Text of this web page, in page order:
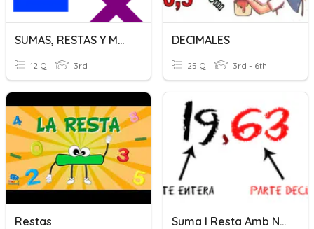
SUMAS, RESTAS Y MULTIPLICACIÓN
12 Q 3rd
DECIMALES
25 Q 3rd - 6th
Restas Suma I Resta Amb Nombres Decimals